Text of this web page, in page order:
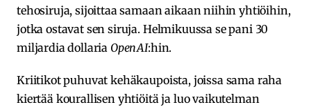
tehosiruja, sijoittaa samaan aikaan niihin yhtiöihin,
jotka ostavat sen siruja. Helmikuussa se pani 30
miljardia dollaria OpenAI:hin.
Kriitikot puhuvat kehäkaupoista, joissa sama raha
kiertää kourallisen yhtiöitä ja luo vaikutelman